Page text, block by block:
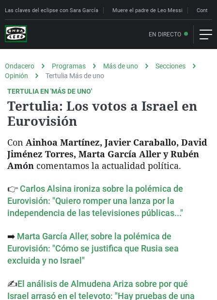
Las claves del eclipse con Sara García Muere el padre de Leo Messi
EN DIRECTO
Ondacero Programas Más de uno
Secciones
Opinión
Tertulia Más de uno
TERTULIA EN 'MÁS DE UNO'
Tertulia: Los votos a Israel en
Eurovisión
Con Ainhoa Martínez, Javier Caraballo, David
Jiménez Torres, Marta García Aller y Rubén
Amón comentamos la actualidad política.
👉 Carlos Alsina ironiza sobre la polémica de
Eurovisión: "Quiero romper una lanza por la
independencia de las televisiones públicas..."
➡️ Marta García Aller, sobre la polémica de
Eurovisión: "Cómo se justifica que Rusia sea
excluida y no Israel"
✍️El análisis de Almudena Ariza sobre por qué
Israel arrasó en el televoto: "Hay pruebas de una